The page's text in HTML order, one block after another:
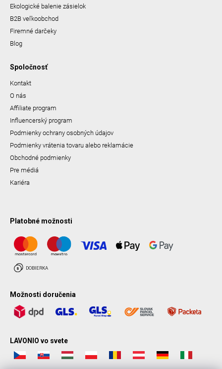
Ekologické balenie zásielok
B2B veľkoobchod
Firemné darčeky
Blog
Spoločnosť
Kontakt
O nás
Affiliate program
Influencerský program
Podmienky ochrany osobných údajov
Podmienky vrátenia tovaru alebo reklamácie
Obchodné podmienky
Pre médiá
Kariéra
Platobné možnosti
Možnosti doručenia
LAVONIO vo svete